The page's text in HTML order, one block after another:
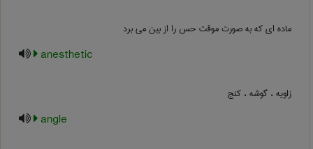
ماده ای که به صورت موقت حس را از بین می برد
anesthetic
زاویه ، گوشه ، کنج
angle